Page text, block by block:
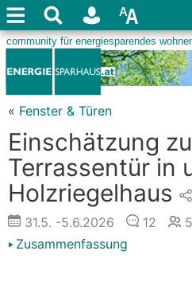
« Fenster & Türen
Einschätzung
Terrassentür in
Holzriegelhaus
31.5. -5.6.2026 12
5
Zusammenfassung